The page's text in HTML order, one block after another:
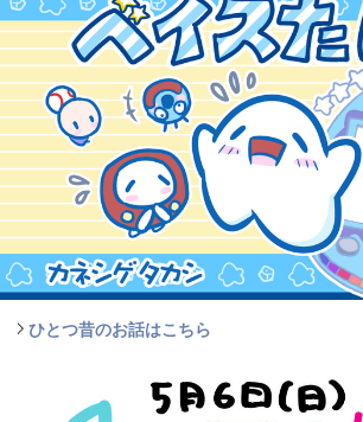
ひとつ昔のお話はこちら